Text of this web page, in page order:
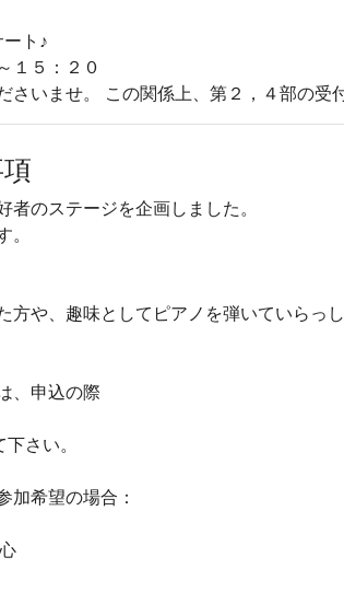
ト♪
１５：２０
いませ。 この関係上、第２，４部の受
のステージを企画しました。
。
方や、趣味としてピアノを弾いていらっ
、申込の際
さい。
加希望の場合：